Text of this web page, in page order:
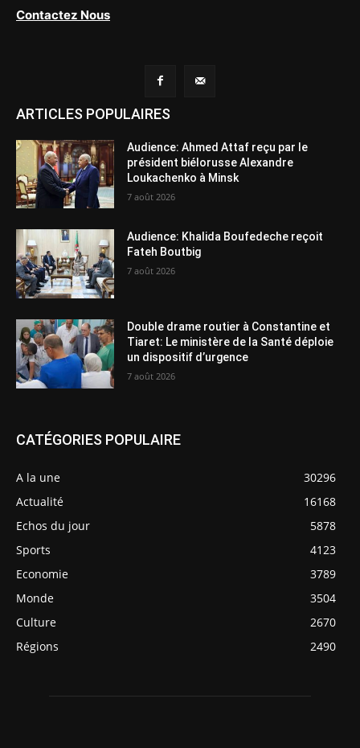
Contactez Nous
ARTICLES POPULAIRES
Audience: Ahmed Attaf reçu par le
président biélorusse Alexandre
Loukachenko à Minsk
7 août 2026
Audience: Khalida Boufedeche reçoit
Fateh Boutbig
7 août 2026
Double drame routier à Constantine et
Tiaret: Le ministère de la Santé déploie
un dispositif d’urgence
7 août 2026
CATÉGORIES POPULAIRE
A la une
30296
Actualité
16168
Echos du jour
5878
Sports
4123
Economie
3789
Monde
3504
Culture
2670
Régions
2490